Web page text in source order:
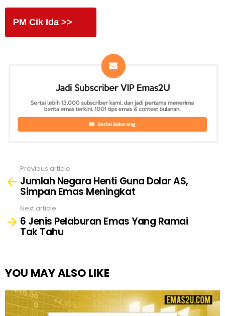
PM Cik Ida >>
more
Previous article
Jumlah Negara Henti Guna Dolar AS,
Simpan Emas Meningkat
Next article
6 Jenis Pelaburan Emas Yang Ramai
Tak Tahu
YOU MAY ALSO LIKE